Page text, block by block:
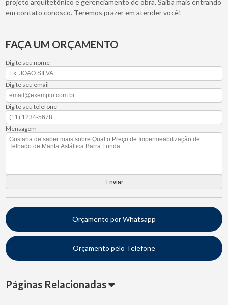
em contato conosco. Teremos prazer em atender você!
FAÇA UM ORÇAMENTO
Digite seu nome
Digite seu email
Digite seu telefone
Mensagem
Orçamento por Whatsapp
Orçamento pelo Telefone
Páginas Relacionadas